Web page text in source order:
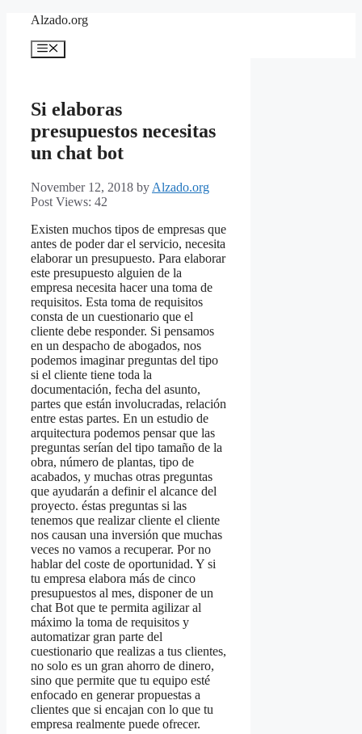
content
Alzado.org
Menu
Si elaboras
presupuestos necesitas
un chat bot
November 12, 2018 by Alzado.org
Post Views: 42
Existen muchos tipos de empresas que
antes de poder dar el servicio, necesita
elaborar un presupuesto. Para elaborar
este presupuesto alguien de la
empresa necesita hacer una toma de
requisitos. Esta toma de requisitos
consta de un cuestionario que el
cliente debe responder. Si pensamos
en un despacho de abogados, nos
podemos imaginar preguntas del tipo
si el cliente tiene toda la
documentación, fecha del asunto,
partes que están involucradas, relación
entre estas partes. En un estudio de
arquitectura podemos pensar que las
preguntas serían del tipo tamaño de la
obra, número de plantas, tipo de
acabados, y muchas otras preguntas
que ayudarán a definir el alcance del
proyecto. éstas preguntas si las
tenemos que realizar cliente el cliente
nos causan una inversión que muchas
veces no vamos a recuperar. Por no
hablar del coste de oportunidad. Y si
tu empresa elabora más de cinco
presupuestos al mes, disponer de un
chat Bot que te permita agilizar al
máximo la toma de requisitos y
automatizar gran parte del
cuestionario que realizas a tus clientes,
no solo es un gran ahorro de dinero,
sino que permite que tu equipo esté
enfocado en generar propuestas a
clientes que si encajan con lo que tu
empresa realmente puede ofrecer.